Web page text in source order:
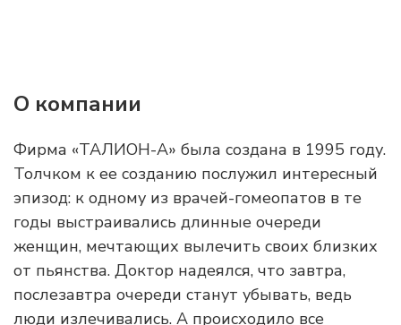
О компании
Фирма «ТАЛИОН-А» была создана в 1995 году.
Толчком к ее созданию послужил интересный
эпизод: к одному из врачей-гомеопатов в те
годы выстраивались длинные очереди
женщин, мечтающих вылечить своих близких
от пьянства. Доктор надеялся, что завтра,
послезавтра очереди станут убывать, ведь
люди излечивались. А происходило все